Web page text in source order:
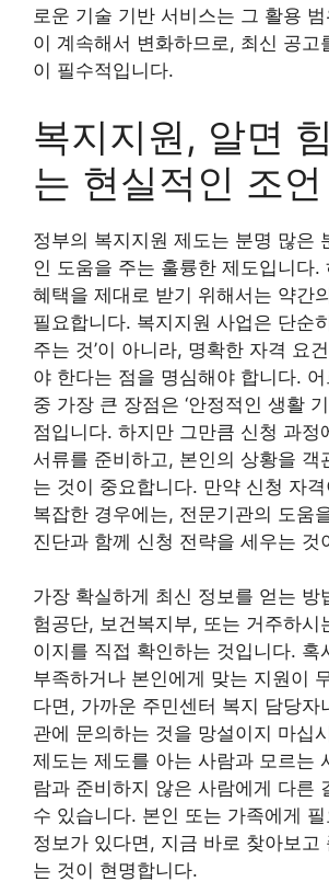
로운 기술 기반 서비스는 그 활용
이 계속해서 변화하므로, 최신 공고
이 필수적입니다.
복지지원, 알면
는 현실적인 조언
정부의 복지지원 제도는 분명 많은
인 도움을 주는 훌륭한 제도입니다.
혜택을 제대로 받기 위해서는 약간
필요합니다. 복지지원 사업은 단순
주는 것’이 아니라, 명확한 자격 요
야 한다는 점을 명심해야 합니다.
중 가장 큰 장점은 ‘안정적인 생활
점입니다. 하지만 그만큼 신청 과정
서류를 준비하고, 본인의 상황을 객
는 것이 중요합니다. 만약 신청 자
복잡한 경우에는, 전문기관의 도움
진단과 함께 신청 전략을 세우는 것
가장 확실하게 최신 정보를 얻는 방
험공단, 보건복지부, 또는 거주하시
이지를 직접 확인하는 것입니다. 혹
부족하거나 본인에게 맞는 지원이
다면, 가까운 주민센터 복지 담당자
관에 문의하는 것을 망설이지 마십
제도는 제도를 아는 사람과 모르는
람과 준비하지 않은 사람에게 다른
수 있습니다. 본인 또는 가족에게
정보가 있다면, 지금 바로 찾아보고
는 것이 현명합니다.